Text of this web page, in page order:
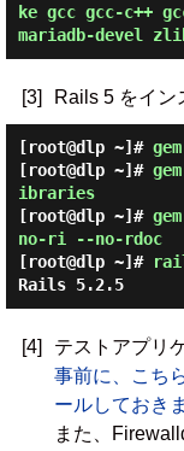
ke gcc gcc-c++
mariadb-devel
[3] Rails 5 をイン
[root@dlp ~]#
[root@dlp ~]#
ibraries
[root@dlp ~]#
no-ri --no-rdoc
[root@dlp ~]#
Rails 5.2.5
[4]
テストアプリ
事前に、こち
ールしておき
また、